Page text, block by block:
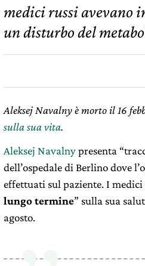
medici russi avevano
un disturbo del
Aleksej Navalny è morto il 16
sulla sua vita.
Aleksej Navalnypresenta
dell’ospedale di Berlino dove
effettuati sul paziente. I
lungo termine” sulla sua
agosto.